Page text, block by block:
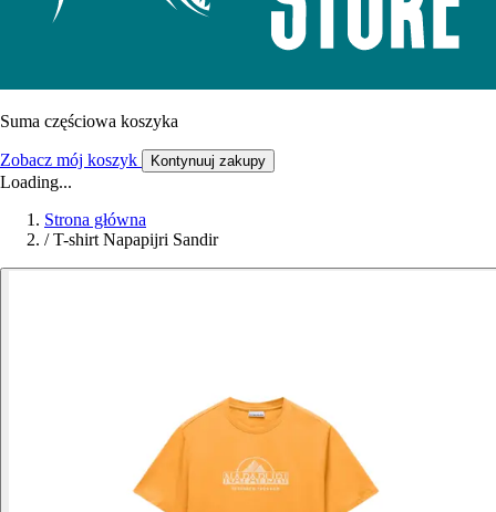
Suma częściowa koszyka
Zobacz mój koszyk Kontynuuj zakupy
Loading...
Strona główna
/ T-shirt Napapijri Sandir